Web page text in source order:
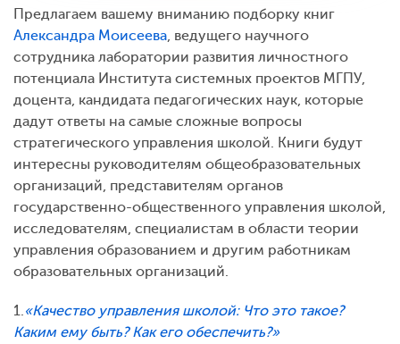
Предлагаем вашему вниманию подборку книг
Александра Моисеева, ведущего научного
сотрудника лаборатории развития личностного
потенциала Института системных проектов МГПУ,
доцента, кандидата педагогических наук, которые
дадут ответы на самые сложные вопросы
стратегического управления школой. Книги будут
интересны руководителям общеобразовательных
организаций, представителям органов
государственно-общественного управления школой,
исследователям, специалистам в области теории
управления образованием и другим работникам
образовательных организаций.
1.«Качество управления школой: Что это такое?
Каким ему быть? Как его обеспечить?»